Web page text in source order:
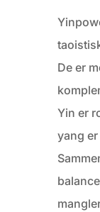
De er
Yin er
yang